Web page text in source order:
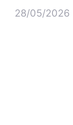
28/05/2026